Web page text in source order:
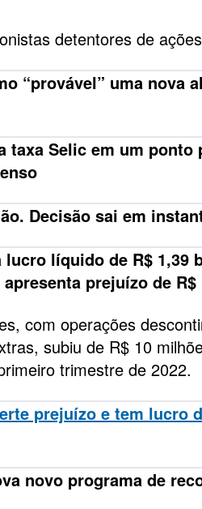
detentores de
“provável” uma nova
taxa Selic em um ponto
Decisão sai em
lucro líquido de R$ 1,39
prejuízo de
com operações
subiu de R$ 10
trimestre de 2022.
prejuízo e tem lucro
novo programa de